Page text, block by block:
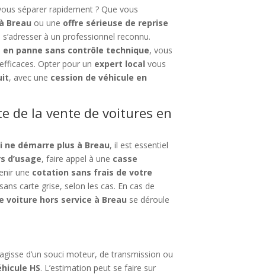
séparer rapidement ? Que vous
Breau ou une offre sérieuse de reprise
à un professionnel reconnu.
panne sans contrôle technique, vous
Opter pour un expert local vous
, avec une cession de véhicule en
de la vente de voitures en
démarre plus à Breau, il est essentiel
d’usage, faire appel à une casse
une cotation sans frais de votre
carte grise, selon les cas. En cas de
voiture hors service à Breau se déroule
d’un souci moteur, de transmission ou
HS. L’estimation peut se faire sur